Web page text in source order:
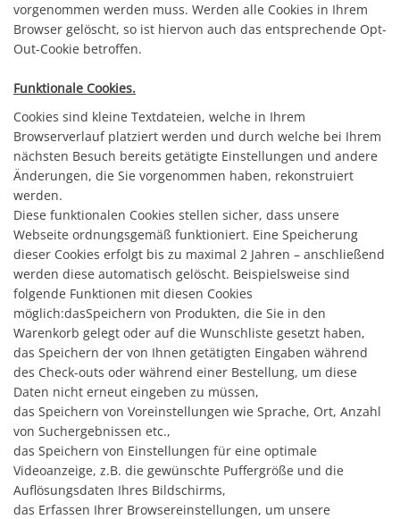
vorgenommen werden muss. Werden alle Cookies in Ihrem
Browser gelöscht, so ist hiervon auch das entsprechende Opt-
Out-Cookie betroffen.
Funktionale Cookies.
Cookies sind kleine Textdateien, welche in Ihrem
Browserverlauf platziert werden und durch welche bei Ihrem
nächsten Besuch bereits getätigte Einstellungen und andere
Änderungen, die Sie vorgenommen haben, rekonstruiert
werden.
Diese funktionalen Cookies stellen sicher, dass unsere
Webseite ordnungsgemäß funktioniert. Eine Speicherung
dieser Cookies erfolgt bis zu maximal 2 Jahren – anschließend
werden diese automatisch gelöscht. Beispielsweise sind
folgende Funktionen mit diesen Cookies
möglich:dasSpeichern von Produkten, die Sie in den
Warenkorb gelegt oder auf die Wunschliste gesetzt haben,
das Speichern der von Ihnen getätigten Eingaben während
des Check-outs oder während einer Bestellung, um diese
Daten nicht erneut eingeben zu müssen,
das Speichern von Voreinstellungen wie Sprache, Ort, Anzahl
von Suchergebnissen etc.,
das Speichern von Einstellungen für eine optimale
Videoanzeige, z.B. die gewünschte Puffergröße und die
Auflösungsdaten Ihres Bildschirms,
das Erfassen Ihrer Browsereinstellungen, um unsere